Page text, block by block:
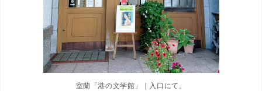
室蘭「港の文学館」｜入口にて。